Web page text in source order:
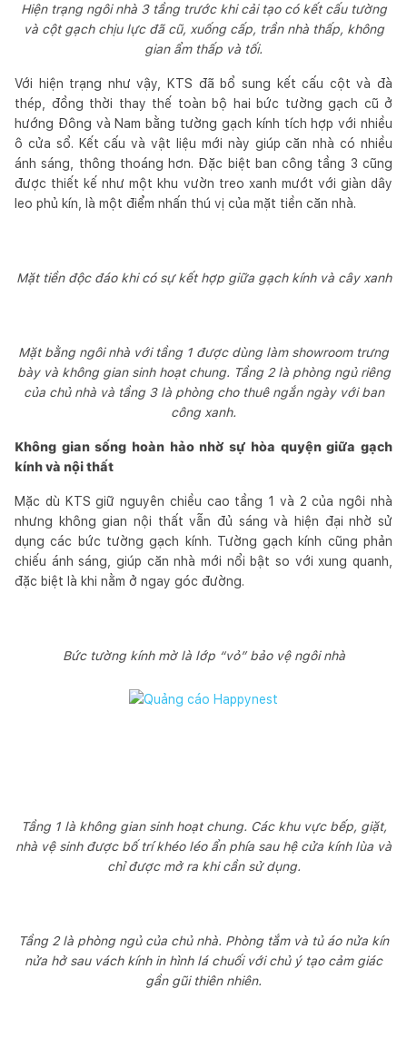
Hiện trạng ngôi nhà 3 tầng trước khi cải tạo có kết cấu tường
và cột gạch chịu lực đã cũ, xuống cấp, trần nhà thấp, không
gian ẩm thấp và tối.
Với hiện trạng như vậy, KTS đã bổ sung kết cấu cột và đà
thép, đồng thời thay thế toàn bộ hai bức tường gạch cũ ở
hướng Đông và Nam bằng tường gạch kính tích hợp với nhiều
ô cửa sổ. Kết cấu và vật liệu mới này giúp căn nhà có nhiều
ánh sáng, thông thoáng hơn. Đặc biệt ban công tầng 3 cũng
được thiết kế như một khu vườn treo xanh mướt với giàn dây
leo phủ kín, là một điểm nhấn thú vị của mặt tiền căn nhà.
Mặt tiền độc đáo khi có sự kết hợp giữa gạch kính và cây xanh
Mặt bằng ngôi nhà với tầng 1 được dùng làm showroom trưng
bày và không gian sinh hoạt chung. Tầng 2 là phòng ngủ riêng
của chủ nhà và tầng 3 là phòng cho thuê ngắn ngày với ban
công xanh.
Không gian sống hoàn hảo nhờ sự hòa quyện giữa gạch
kính và nội thất
Mặc dù KTS giữ nguyên chiều cao tầng 1 và 2 của ngôi nhà
nhưng không gian nội thất vẫn đủ sáng và hiện đại nhờ sử
dụng các bức tường gạch kính. Tường gạch kính cũng phản
chiếu ánh sáng, giúp căn nhà mới nổi bật so với xung quanh,
đặc biệt là khi nằm ở ngay góc đường.
Bức tường kính mờ là lớp “vỏ” bảo vệ ngôi nhà
Tầng 1 là không gian sinh hoạt chung. Các khu vực bếp, giặt,
nhà vệ sinh được bố trí khéo léo ẩn phía sau hệ cửa kính lùa và
chỉ được mở ra khi cần sử dụng.
Tầng 2 là phòng ngủ của chủ nhà. Phòng tắm và tủ áo nửa kín
nửa hở sau vách kính in hình lá chuối với chủ ý tạo cảm giác
gần gũi thiên nhiên.